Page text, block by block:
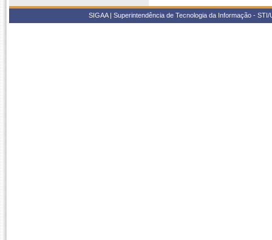
SIGAA | Superintendência de Tecnologia da Informação -